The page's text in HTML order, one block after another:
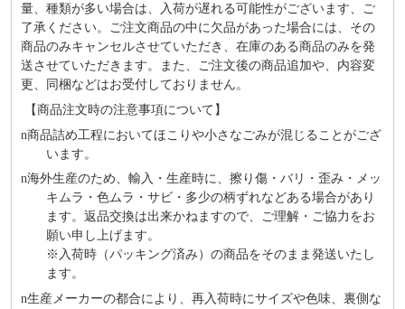
量、種類が多い場合は、入荷が遅れる可能性がございます、ご
了承ください。ご注文商品の中に欠品があった場合には、その
商品のみキャンセルさせていただき、在庫のある商品のみを発
送させていただきます。また、ご注文後の商品追加や、内容変
更、同梱などはお受付しておりません。
【商品注文時の注意事項について】
n商品詰め⼯程においてほこりや⼩さなごみが混じることがござ
います。
n海外⽣産のため、輸⼊・⽣産時に、擦り傷・バリ・歪み・メッ
キムラ・色ムラ・サビ・多少の柄ずれなどある場合があり
ます。返品交換は出来かねますので、ご理解・ご協⼒をお
願い申し上げます。
※⼊荷時（パッキング済み）の商品をそのまま発送いたし
ます。
n⽣産メーカーの都合により、再⼊荷時にサイズや⾊味、裏側な